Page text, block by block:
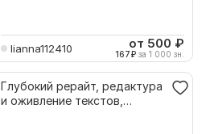
lianna112410 от 500 ₽
167₽ за 1 000 зн.
Глубокий рерайт, редактура
и оживление текстов,